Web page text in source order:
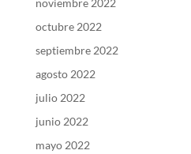
noviembre 2022
octubre 2022
septiembre 2022
agosto 2022
julio 2022
junio 2022
mayo 2022